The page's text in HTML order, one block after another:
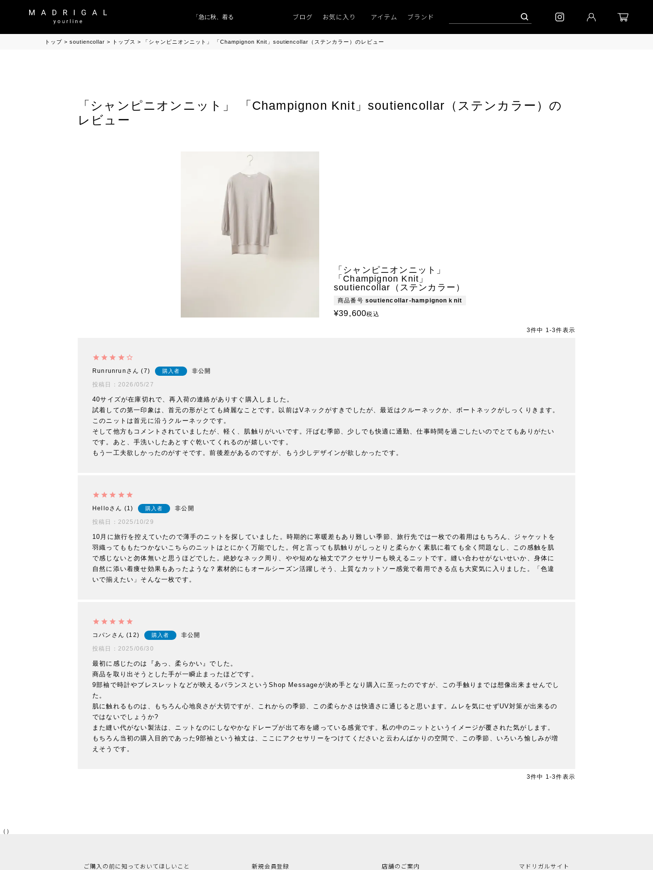
「急に秋、着るものがない」 「キレイなニット」 ポイント9％「マンスリーポイントキャンペーン」 到着｜2026AW「シフォンニット」 到着｜2026AW「マガジン」
ブログ お気に入り アイテム ブランド
トップ soutiencollar トップス 「シャンピニオンニット」 「Champignon Knit」soutiencollar（ステンカラー）のレビュー
「シャンピニオンニット」 「Champignon Knit」soutiencollar（ステンカラー）の
レビュー
「シャンピニオンニット」
「Champignon Knit」
soutiencollar（ステンカラー）
商品番号 soutiencollar-hampignonｋnit
¥39,600税込
3件中 1-3件表示
Runrunrun 7 購入者
非公開
投稿日
2026/05/27
40サイズが在庫切れで、再入荷の連絡がありすぐ購入しました。
試着しての第一印象は、首元の形がとても綺麗なことです。以前はVネックがすきでしたが、最近はクルーネックか、ボートネックがしっくりきます。
このニットは首元に沿うクルーネックです。
そして他方もコメントされていましたが、軽く、肌触りがいいです。汗ばむ季節、少しでも快適に通勤、仕事時間を過ごしたいのでとてもありがたい
です。あと、手洗いしたあとすぐ乾いてくれるのが嬉しいです。
Hello 1 購入者
非公開
投稿日
2025/10/29
10月に旅行を控えていたので薄手のニットを探していました。時期的に寒暖差もあり難しい季節、旅行先では一枚での着用はもちろん、ジャケットを
羽織ってももたつかないこちらのニットはとにかく万能でした。何と言っても肌触りがしっとりと柔らかく素肌に着ても全く問題なし、この感触を肌
で感じないと勿体無いと思うほどでした。絶妙なネック周り、やや短めな袖丈でアクセサリーも映えるニットです。縫い合わせがないせいか、身体に
自然に添い着痩せ効果もあったような？素材的にもオールシーズン活躍しそう、上質なカットソー感覚で着用できる点も大変気に入りました。「色違
いで揃えたい」そんな一枚です。
コパン 12 購入者
非公開
投稿日
2025/06/30
最初に感じたのは『あっ、柔らかい』でした。
商品を取り出そうとした手が一瞬止まったほどです。
9部袖で時計やブレスレットなどが映えるバランスというShop Messageが決め手となり購入に至ったのですが、この手触りまでは想像出来ませんでし
た。
肌に触れるものは、もちろん心地良さが大切ですが、これからの季節、この柔らかさは快適さに通じると思います。ムレを気にせずUV対策が出来るの
ではないでしょうか?
また縫い代がない製法は、ニットなのにしなやかなドレープが出て布を纏っている感覚です。私の中のニットというイメージが覆された気がします。
もちろん当初の購入目的であった9部袖という袖丈は、ここにアクセサリーをつけてくださいと云わんばかりの空間で、この季節、いろいろ愉しみが増
えそうです。
3件中 1-3件表示
（）
ご購入の前に知っておいてほしいこと 新規会員登録 店舗のご案内 マドリガルサイト